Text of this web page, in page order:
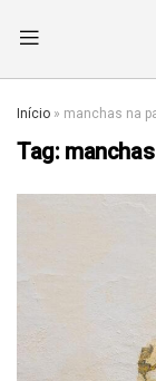
Início » manchas na
Tag: